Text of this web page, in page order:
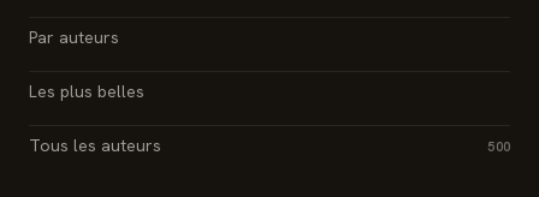
Par auteurs
Les plus belles
Tous les auteurs 500